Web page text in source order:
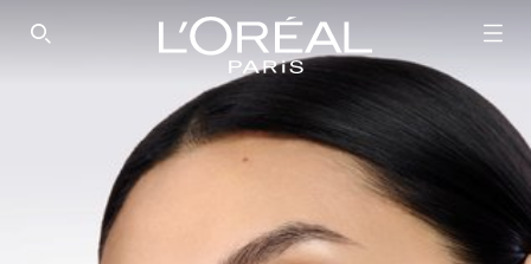
SEARCH THIS SITE